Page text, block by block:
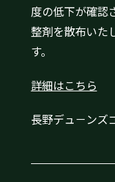
度の低下が確認
整剤を散布いた
す。
詳細はこちら
長野デュ－ンズ